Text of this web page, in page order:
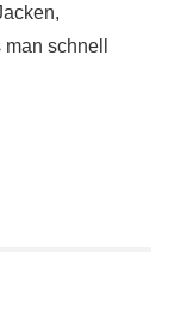
schnell